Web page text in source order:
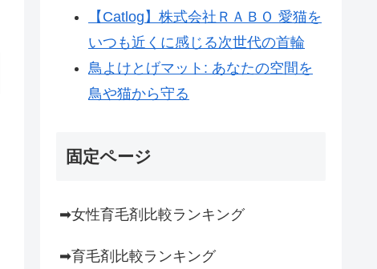
【Catlog】株式会社ＲＡＢＯ 愛猫を
いつも近くに感じる次世代の首輪
鳥よけとげマット: あなたの空間を
鳥や猫から守る
固定ページ
➡女性育毛剤比較ランキング
➡育毛剤比較ランキング